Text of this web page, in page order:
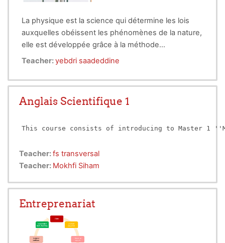
La physique est la science qui détermine les lois
auxquelles obéissent les phénomènes de la nature,
elle est développée grâce à la méthode
expérimentale. Les travaux pratiques permettent
phénomènes physiques vus dans le cours. Ces
commisesdans les différents types de mesures
Teacher:yebdri saadeddine
Anglais Scientifique 1
This course consists of introducing to Master 1
Teacher:fs transversal
Teacher: Mokhfi Siham
Entreprenariat